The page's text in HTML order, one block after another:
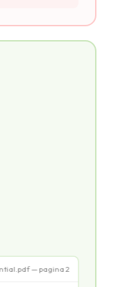
— pagina 2